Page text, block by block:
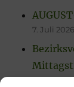
7. Juli 2026
8. Juni